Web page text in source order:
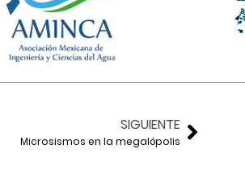
SIGUIENTE
Microsismos en la megalópolis